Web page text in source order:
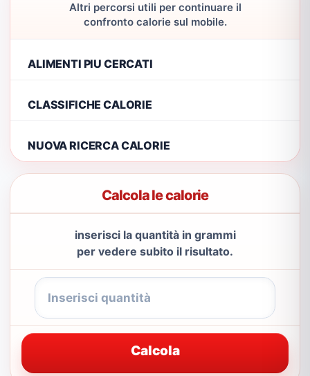
Altri percorsi utili per continuare il
confronto calorie sul mobile.
ALIMENTI PIU CERCATI
CLASSIFICHE CALORIE
NUOVA RICERCA CALORIE
Calcola le calorie
inserisci la quantità in grammi
per vedere subito il risultato.
Calcola